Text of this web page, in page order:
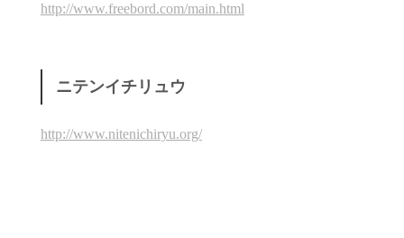
http://www.freebord.com/main.html
ニテンイチリュウ
http://www.nitenichiryu.org/